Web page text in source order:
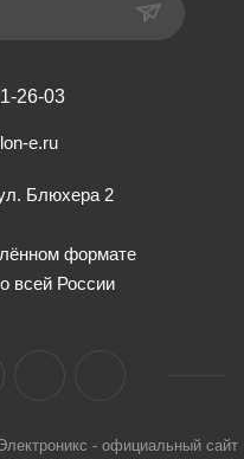
26-03
e.ru
Блюхера 2
формате
всей России
- официальный сайт